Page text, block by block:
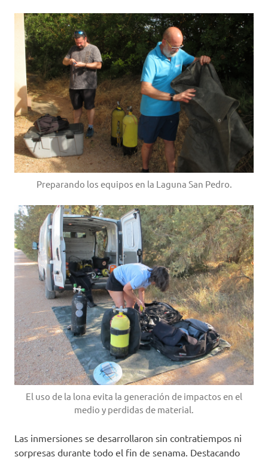
Preparando los equipos en la Laguna San Pedro.
El uso de la lona evita la generación de impactos en el
medio y perdidas de material.
Las inmersiones se desarrollaron sin contratiempos ni
sorpresas durante todo el fin de senama. Destacando